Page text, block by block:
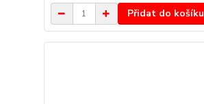
Přidat do košíku